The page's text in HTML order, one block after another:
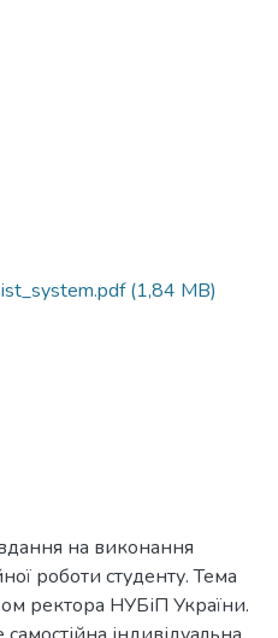
(1,84 MB)
на виконання
роботи студенту. Тема
ректора НУБіП України.